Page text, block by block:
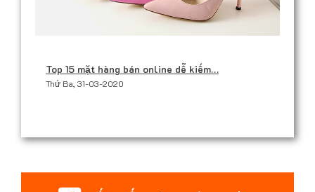
Top 15 mặt hàng bán online dễ kiếm…
Thứ Ba, 31-03-2020